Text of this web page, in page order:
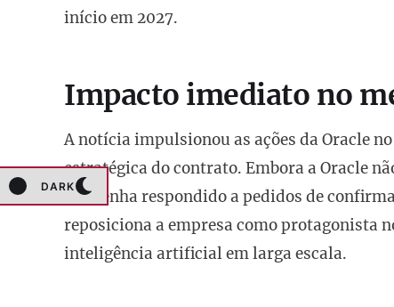
DARK
início em 2027.
Impacto imediato no
A notícia impulsionou as ações da Oracle
estratégica do contrato. Embora a Oracle
não tenha respondido a pedidos de
reposiciona a empresa como protagonista
inteligência artificial em larga escala.